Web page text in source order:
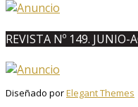
REVISTA Nº 149. JUNIO-
Diseñado porElegant Themes